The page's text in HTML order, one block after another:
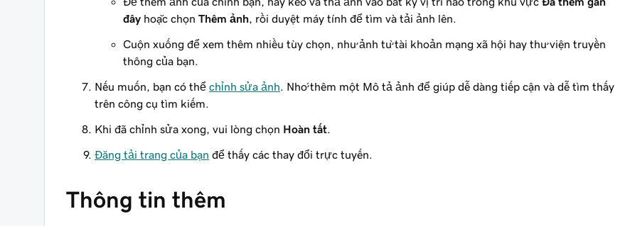
đây hoặc chọn Thêm ảnh , rồi duyệt máy tính để tìm và tải ảnh lên.
Cuộn xuống để xem thêm nhiều tùy chọn, như ảnh từ tài khoản mạng xã hội hay thư viện truyền
thông của bạn.
Nếu muốn, bạn có thể chỉnh sửa ảnh . Nhớ thêm một Mô tả ảnh để giúp dễ dàng tiếp cận và dễ tìm thấy
trên công cụ tìm kiếm.
Khi đã chỉnh sửa xong, vui lòng chọn Hoàn tất
Đăng tải trang của bạn để thấy các thay đổi trực tuyến.
Thông tin thêm